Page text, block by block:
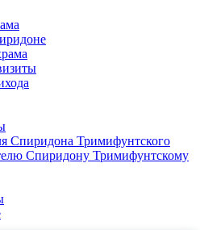
Спиридона Тримифунтского
Спиридону Тримифунтскому